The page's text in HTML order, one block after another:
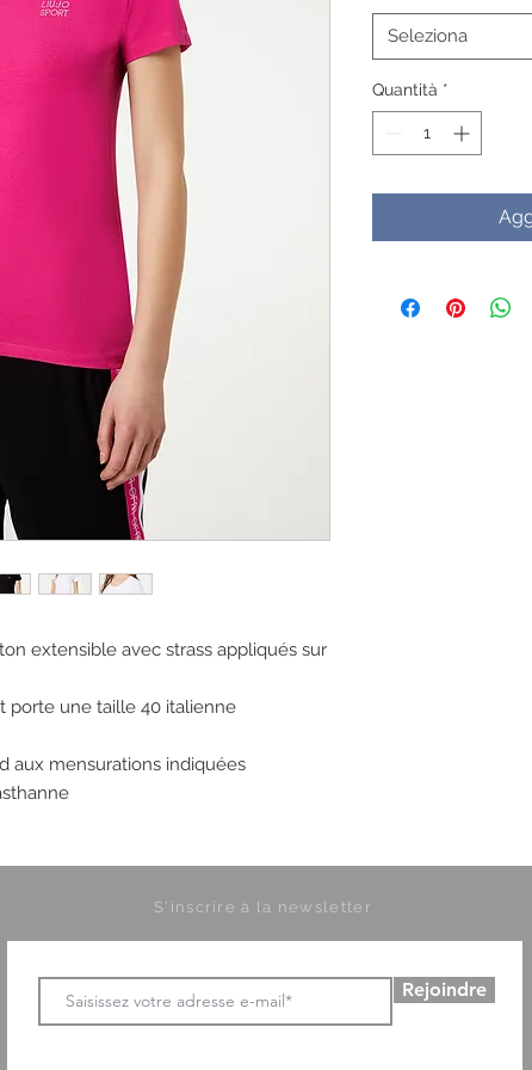
extensible avec strass appliqués sur
porte une taille 40 italienne
aux mensurations indiquées
Seleziona
Quantità *
S'inscrire à la newsletter
Rejoindre